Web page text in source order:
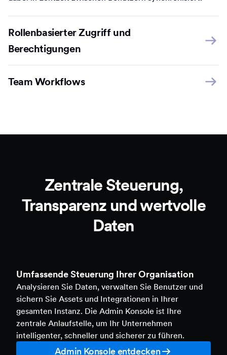
Rollenbasierter Zugriff und
Berechtigungen
Team Workflows
Zentrale Steuerung,
Transparenz und wertvolle
Daten
Umfassende Steuerung Ihrer Organisation
Analysieren Sie Daten, verwalten Sie Benutzer und
sichern Sie Assets und Integrationen in Ihrer
gesamten Instanz. Die Admin Konsole ist Ihre
zentrale Anlaufstelle, um Ihr Unternehmen
intelligenter, schneller und sicherer zu führen.
Admin Konsole entdecken